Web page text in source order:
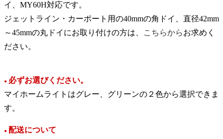
イ、MY60H対応です。
ジェットライン・カーポート用の40mmの角ドイ、直径42mm
～45mmの丸ドイにお取り付けの方は、
こちらからお求めく
ださい。
● 必ずお選びください。
マイホームライトはグレー、グリーンの２色から選択できま
す。
● 配送について